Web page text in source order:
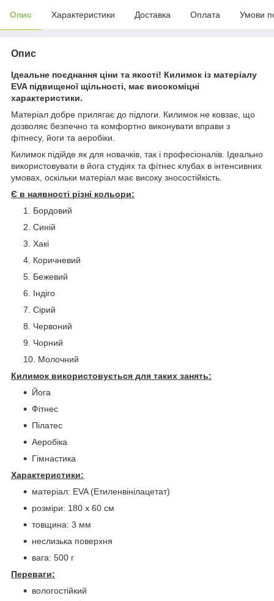
Опис Характеристики Доставка Оплата Умови
Опис
Ідеальне поєднання ціни та якості! Килимок із матеріалу
EVA підвищеної щільності, має високоміцні
характеристики.
Матеріал добре прилягає до підлоги. Килимок не ковзає, що
дозволяє безпечно та комфортно виконувати вправи з
фітнесу, йоги та аеробіки.
Килимок підійде як для новачків, так і професіоналів. Ідеально
використовувати в йога студіях та фітнес клубах в інтенсивних
умовах, оскільки матеріал має високу зносостійкість.
Є в наявності різні кольори:
Бордовий
Синій
Хакі
Коричневий
Бежевий
Індіго
Сірий
Червоний
Чорний
Молочний
Килимок використовується для таких занять:
Йога
Фітнес
Пілатес
Аеробіка
Гімнастика
Характеристики:
матеріал: EVA (Етиленвінілацетат)
розміри: 180 x 60 см
товщина: 3 мм
неслизька поверхня
вага: 500 г
Переваги:
вологостійкий